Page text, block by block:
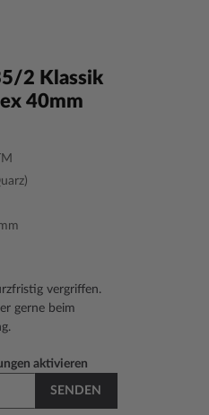
2 Klassik
40mm
vergriffen.
gerne beim
aktivieren
SENDEN